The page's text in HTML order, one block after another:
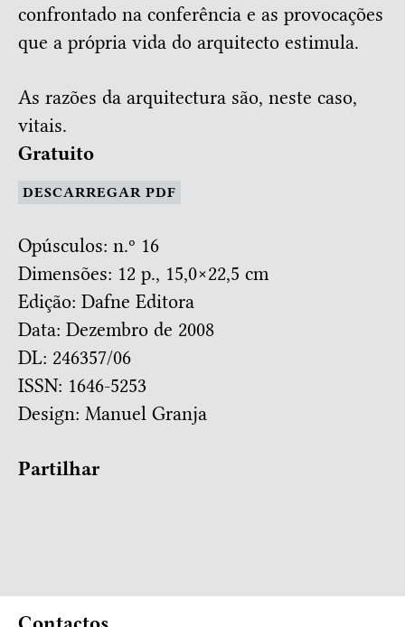
confrontado na conferência e as provocações
que a própria vida do arquitecto estimula.
As razões da arquitectura são, neste caso,
vitais.
Gratuito
DESCARREGAR PDF
Opúsculos: n.º 16
Dimensões: 12 p., 15,0×22,5 cm
Edição: Dafne Editora
Data: Dezembro de 2008
DL: 246357/06
ISSN: 1646-5253
Design: Manuel Granja
Partilhar